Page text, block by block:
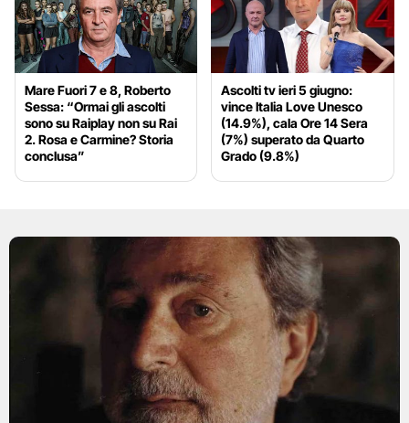
Mare Fuori 7 e 8, Roberto
Sessa: “Ormai gli ascolti
sono su Raiplay non su Rai
2. Rosa e Carmine? Storia
conclusa”
Ascolti tv ieri 5 giugno:
vince Italia Love Unesco
(14.9%), cala Ore 14 Sera
(7%) superato da Quarto
Grado (9.8%)